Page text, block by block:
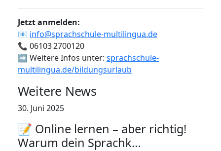
Jetzt anmelden:
📧 info@sprachschule-multilingua.de
📞 06103 2700120
➡️ Weitere Infos unter: sprachschule-
multilingua.de/bildungsurlaub
Weitere News
30. Juni 2025
📝 Online lernen – aber richtig!
Warum dein Sprachk…